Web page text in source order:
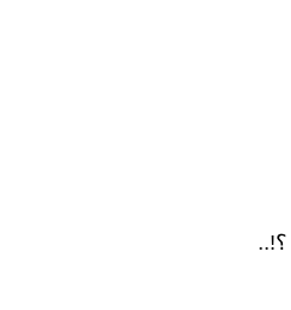
؟!..